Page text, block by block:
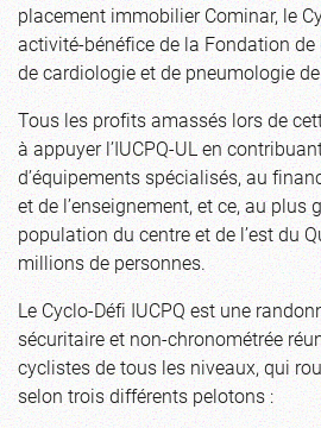
placement immobilier Cominar, le
activité-bénéfice de la Fondation
de cardiologie et de pneumologie de
Tous les profits amassés lors de
à appuyer l’IUCPQ-UL en
d’équipements spécialisés, au
et de l’enseignement, et ce, au plus
population du centre et de l’est du
millions de personnes.
Le Cyclo-Défi IUCPQ est une
sécuritaire et non-chronométrée
cyclistes de tous les niveaux, qui
selon trois différents pelotons :